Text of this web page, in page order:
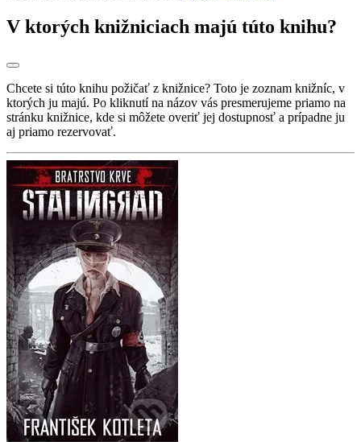
V ktorých knižniciach majú túto knihu?
Chcete si túto knihu požičať z knižnice? Toto je zoznam knižníc, v
ktorých ju majú. Po kliknutí na názov vás presmerujeme priamo na
stránku knižnice, kde si môžete overiť jej dostupnosť a prípadne ju
aj priamo rezervovať.